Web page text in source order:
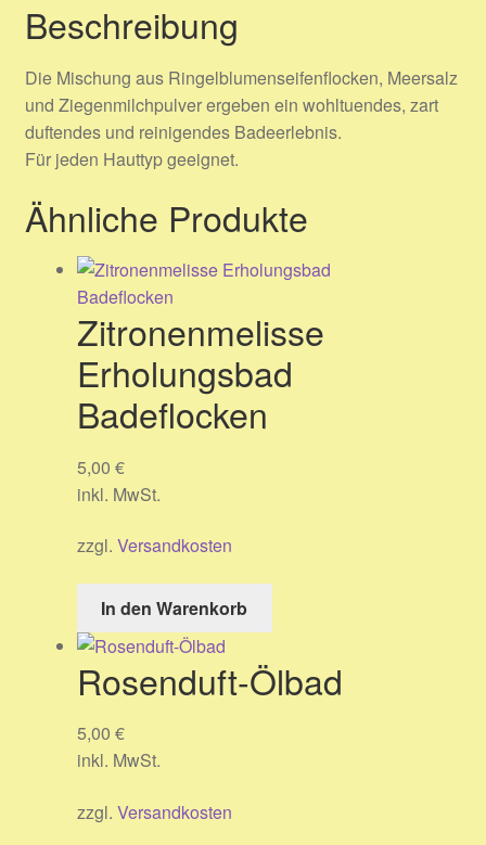
Beschreibung
Die Mischung aus Ringelblumenseifenflocken, Meersalz
und Ziegenmilchpulver ergeben ein wohltuendes, zart
duftendes und reinigendes Badeerlebnis.
Für jeden Hauttyp geeignet.
Ähnliche Produkte
Zitronenmelisse
Erholungsbad
Badeflocken
5,00 €
inkl. MwSt.
zzgl. Versandkosten
In den Warenkorb
Rosenduft-Ölbad
5,00 €
inkl. MwSt.
zzgl. Versandkosten